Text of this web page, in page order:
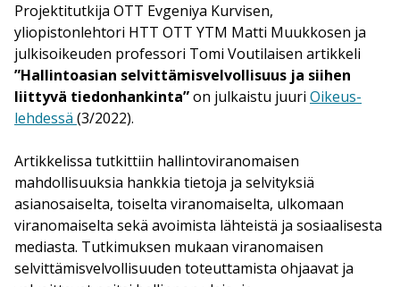
Projektitutkija OTT Evgeniya Kurvisen,
yliopistonlehtori HTT OTT YTM Matti Muukkosen ja
julkisoikeuden professori Tomi Voutilaisen artikkeli
”Hallintoasian selvittämisvelvollisuus ja siihen
liittyvä tiedonhankinta”on julkaistu juuri Oikeus-
lehdessä (3/2022).
Artikkelissa tutkittiin hallintoviranomaisen
mahdollisuuksia hankkia tietoja ja selvityksiä
asianosaiselta, toiselta viranomaiselta, ulkomaan
viranomaiselta sekä avoimista lähteistä ja sosiaalisesta
mediasta. Tutkimuksen mukaan viranomaisen
selvittämisvelvollisuuden toteuttamista ohjaavat ja